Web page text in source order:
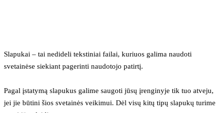
Slapukai – tai nedideli tekstiniai failai, kuriuos galima naudoti
svetainėse siekiant pagerinti naudotojo patirtį.
Pagal įstatymą slapukus galime saugoti jūsų įrenginyje tik tuo atveju,
jei jie būtini šios svetainės veikimui. Dėl visų kitų tipų slapukų turime